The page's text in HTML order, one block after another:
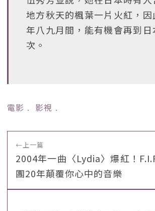
地方秋天的楓葉一片火紅，
年八九月間，能有機會再到
次。
電影 ﹒ 影視 ﹒
←上一篇
2004年一曲〈Lydia〉爆紅！
團20年顛覆你心中的音樂